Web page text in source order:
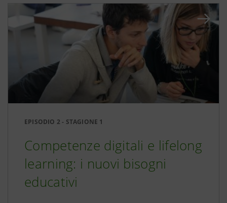
EPISODIO 2 - STAGIONE 1
Competenze digitali e lifelong
learning: i nuovi bisogni
educativi